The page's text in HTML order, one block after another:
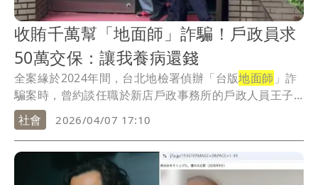
收賄千萬幫「地面師」詐騙！戶政員求
50萬交保：讓我養病還錢
全案緣於2024年間，台北地檢署偵辦「台版地面師 」詐
騙案時，曾約談任職於新店戶政事務所的戶政人員王子...
社會
2026/04/07 17:10